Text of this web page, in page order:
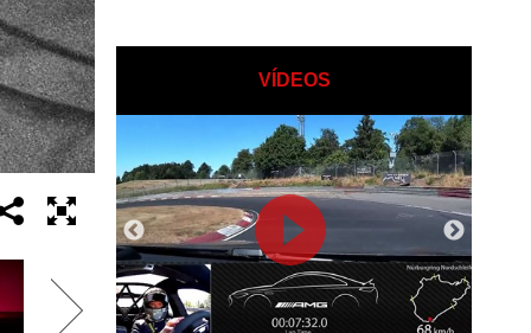
VÍDEOS